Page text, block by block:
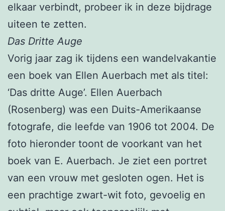
elkaar verbindt, probeer ik in deze bijdrage
uiteen te zetten.
Das Dritte Auge
Vorig jaar zag ik tijdens een wandelvakantie
een boek van Ellen Auerbach met als titel:
‘Das dritte Auge’. Ellen Auerbach
(Rosenberg) was een Duits-Amerikaanse
fotografe, die leefde van 1906 tot 2004. De
foto hieronder toont de voorkant van het
boek van E. Auerbach. Je ziet een portret
van een vrouw met gesloten ogen. Het is
een prachtige zwart-wit foto, gevoelig en